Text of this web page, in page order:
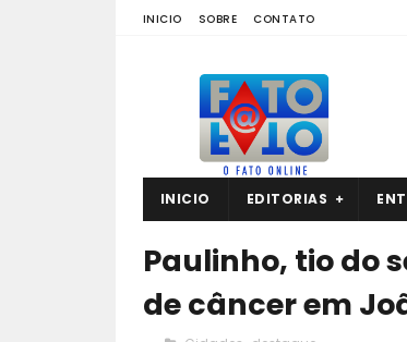
INICIO SOBRE CONTATO
INICIO EDITORIAS
Paulinho, tio do
de câncer em